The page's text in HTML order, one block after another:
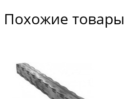
Похожие товары